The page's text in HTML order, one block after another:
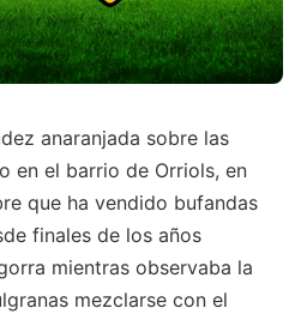
anaranjada sobre las
en el barrio de Orriols, en
que ha vendido bufandas
finales de los años
mientras observaba la
mezclarse con el